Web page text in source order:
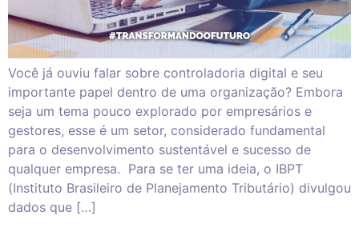
Você já ouviu falar sobre controladoria digital e seu
importante papel dentro de uma organização? Embora
seja um tema pouco explorado por empresários e
gestores, esse é um setor, considerado fundamental
para o desenvolvimento sustentável e sucesso de
qualquer empresa. Para se ter uma ideia, o IBPT
(Instituto Brasileiro de Planejamento Tributário) divulgou
dados que […]